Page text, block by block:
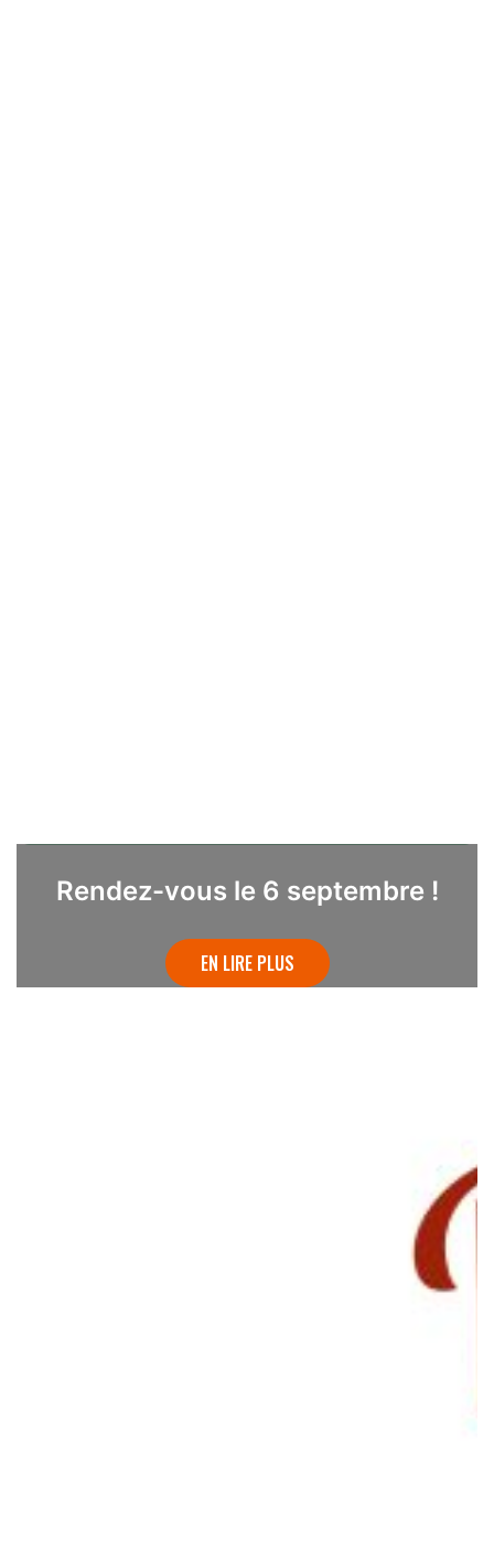
Rendez-vous le 6 septembre !
EN LIRE PLUS